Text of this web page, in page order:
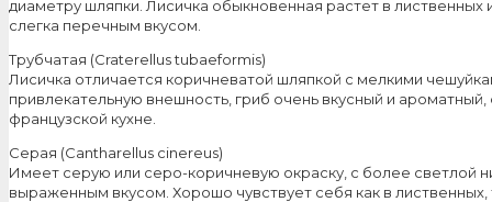
диаметру шляпки. Лисичка обыкновенная растет в
слегка перечным вкусом.
Трубчатая (Craterellus tubaeformis)
Лисичка отличается коричневатой шляпкой с мелкими
привлекательную внешность, гриб очень вкусный и
французской кухне.
Серая (Cantharellus cinereus)
Имеет серую или серо-коричневую окраску, с более светлой
выраженным вкусом. Хорошо чувствует себя как в